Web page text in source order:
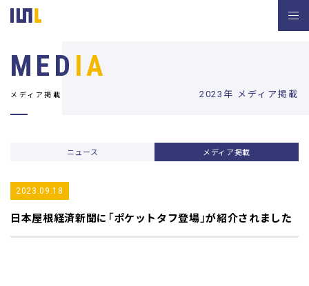
2023年 メディア掲載
MED IA
メディア掲載
ニュース メディア掲載
2023.09.18
日本屋根経済新聞に「ポケットタフ登場」が紹介されました